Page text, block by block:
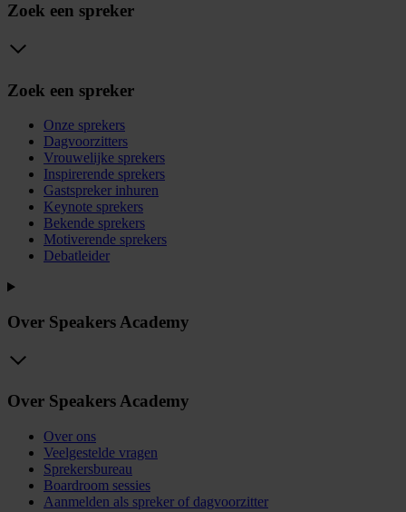
Zoek een spreker
Zoek een spreker
Onze sprekers
Dagvoorzitters
Vrouwelijke sprekers
Inspirerende sprekers
Gastspreker inhuren
Keynote sprekers
Bekende sprekers
Motiverende sprekers
Debatleider
Over Speakers Academy
Over Speakers Academy
Over ons
Veelgestelde vragen
Sprekersbureau
Boardroom sessies
Aanmelden als spreker of dagvoorzitter